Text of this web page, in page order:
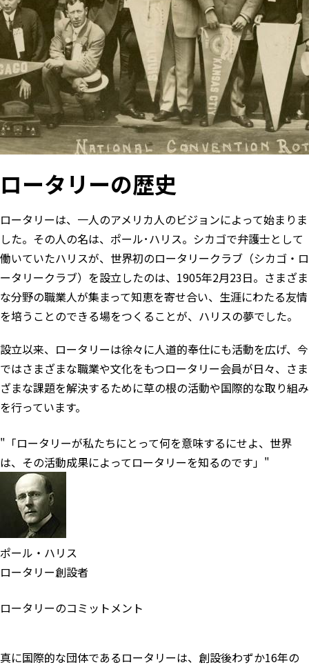
ロータリーの歴史
ロータリーは、一人のアメリカ人のビジョンによって始まりま
した。その人の名は、ポール･ハリス。シカゴで弁護士として
働いていたハリスが、世界初のロータリークラブ（シカゴ・ロ
ータリークラブ）を設立したのは、1905年2月23日。さまざま
な分野の職業人が集まって知恵を寄せ合い、生涯にわたる友情
を培うことのできる場をつくることが、ハリスの夢でした。
設立以来、ロータリーは徐々に人道的奉仕にも活動を広げ、今
ではさまざまな職業や文化をもつロータリー会員が日々、さま
ざまな課題を解決するために草の根の活動や国際的な取り組み
を行っています。
「ロータリーが私たちにとって何を意味するにせよ、世界
は、その活動成果によってロータリーを知るのです」
ポール・ハリス
ロータリー創設者
ロータリーのコミットメント
真に国際的な団体であるロータリーは、創設後わずか16年の